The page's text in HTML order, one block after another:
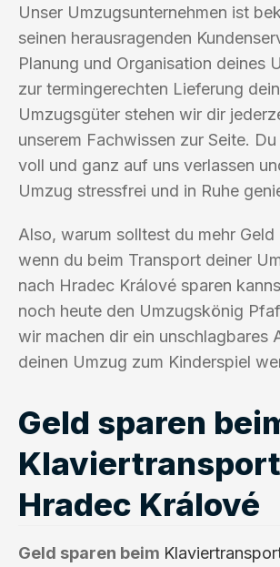
Unser Umzugsunternehmen ist
seinen herausragenden
Planung und Organisation deines
zur termingerechten Lieferung
Umzugsgüter stehen wir dir
unserem Fachwissen zur Seite.
voll und ganz auf uns verlassen
Umzug stressfrei und in Ruhe
Also, warum solltest du mehr Geld
wenn du beim Transport deiner
nach Hradec Králové sparen
noch heute den Umzugskönig
wir machen dir ein unschlagbares
deinen Umzug zum Kinderspiel
Geld sparen
Hradec Králové
Geld sparen beim